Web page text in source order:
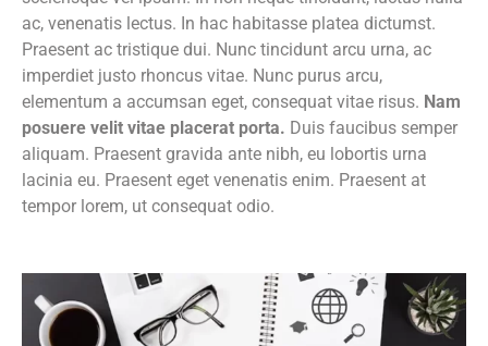
ac, venenatis lectus. In hac habitasse platea dictumst.
Praesent ac tristique dui. Nunc tincidunt arcu urna, ac
imperdiet justo rhoncus vitae. Nunc purus arcu,
elementum a accumsan eget, consequat vitae risus. Nam
posuere velit vitae placerat porta. Duis faucibus semper
aliquam. Praesent gravida ante nibh, eu lobortis urna
lacinia eu. Praesent eget venenatis enim. Praesent at
tempor lorem, ut consequat odio.